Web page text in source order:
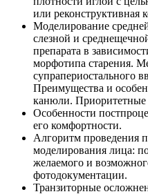
или реконструктивная
Моделирование
слезной и
препарата в
морфотипа старения.
супрапериостального
Преимущества и
канюли. Приоритетные
Особенности
его комфортности.
Алгоритм проведения
моделирования лица:
желаемого и
фотодокументации.
Транзиторные